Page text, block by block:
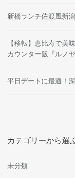
新橋ランチ佐渡風新
【移転】恵比寿で美
カウンター飯『ルノヤ
平日デートに最適！
カテゴリーから選
未分類